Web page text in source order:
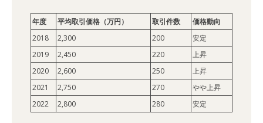
年度 平均取引価格（万円） 取引件数
価格動向
2018
2,300 200
安定
2019
2,450 220
上昇
2020
2,600 250
上昇
2021
2,750 270
やや上昇
2022
2,800 280 安定